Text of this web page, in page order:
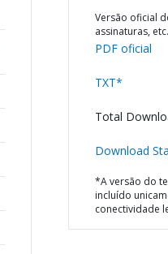
Versão oficial
assinaturas,
PDF oficial
TXT*
Total
Download
*A versão do
incluído
conectividade